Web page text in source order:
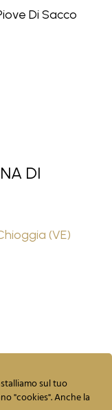
Di Sacco
DI
(VE)
sul tuo
"cookies". Anche la